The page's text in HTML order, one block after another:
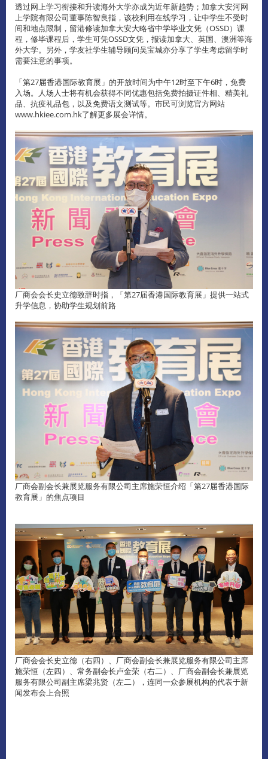
透过网上学习衔接和升读海外大学亦成为近年新趋势；加拿大安河网
上学院有限公司董事陈智良指，该校利用在线学习，让中学生不受时
间和地点限制，留港修读加拿大安大略省中学毕业文凭（OSSD）课
程，修毕课程后，学生可凭OSSD文凭，报读加拿大、英国、澳洲等海
外大学。另外，学友社学生辅导顾问吴宝城亦分享了学生考虑留学时
需要注意的事项。
「第27届香港国际教育展」的开放时间为中午12时至下午6时，免费
入场。人场人士将有机会获得不同优惠包括免费拍摄证件相、精美礼
品、抗疫礼品包，以及免费语文测试等。市民可浏览官方网站
www.hkiee.com.hk了解更多展会详情。
厂商会会长史立德致辞时指，「第27届香港国际教育展」提供一站式
升学信息，协助学生规划前路
厂商会副会长兼展览服务有限公司主席施荣恒介绍「第27届香港国际
教育展」的焦点项目
厂商会会长史立德（右四）、厂商会副会长兼展览服务有限公司主席
施荣恒（左四）、常务副会长卢金荣（右二）、厂商会副会长兼展览
服务有限公司副主席梁兆贤（左二），连同一众参展机构的代表于新
闻发布会上合照